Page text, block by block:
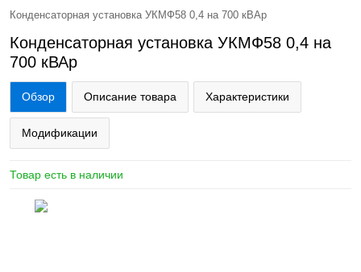
Конденсаторная установка УКМФ58 0,4 на 700 кВАр
Конденсаторная установка УКМФ58 0,4 на
700 кВАр
Обзор Описание товара Характеристики
Модификации
Товар есть в наличии